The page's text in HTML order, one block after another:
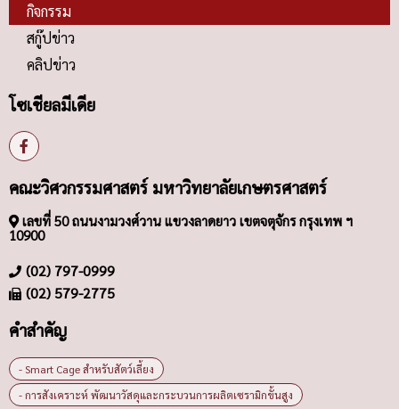
กิจกรรม
สกู๊ปข่าว
คลิปข่าว
โซเชียลมีเดีย
คณะวิศวกรรมศาสตร์ มหาวิทยาลัยเกษตรศาสตร์
เลขที่ 50 ถนนงามวงศ์วาน แขวงลาดยาว เขตจตุจักร กรุงเทพ ฯ
10900
(02) 797-0999
(02) 579-2775
คำสำคัญ
- Smart Cage สำหรับสัตว์เลี้ยง
- การสังเคราะห์ พัฒนาวัสดุและกระบวนการผลิตเซรามิกขั้นสูง